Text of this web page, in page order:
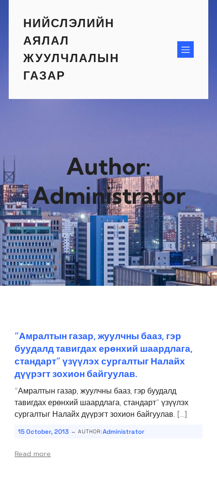
contentНИЙСЛЭЛИЙН
АЯЛАЛ
ЖУУЛЧЛАЛЫН
ГАЗАР
Author:
Administrator
“Амралтын газар, жуулчны бааз, гэр
буудалд тавигдах ерөнхий шаардлага,
стандарт” үзүүлэх сургалтыг Налайх
дүүрэгт зохион байгуулав.
“Амралтын газар, жуулчны бааз, гэр буудалд
тавигдах ерөнхий шаардлага, стандарт” үзүүлэх
сургалтыг Налайх дүүрэгт зохион байгуулав. […]
15 October, 2013 - AUTHOR:Administrator
Read more